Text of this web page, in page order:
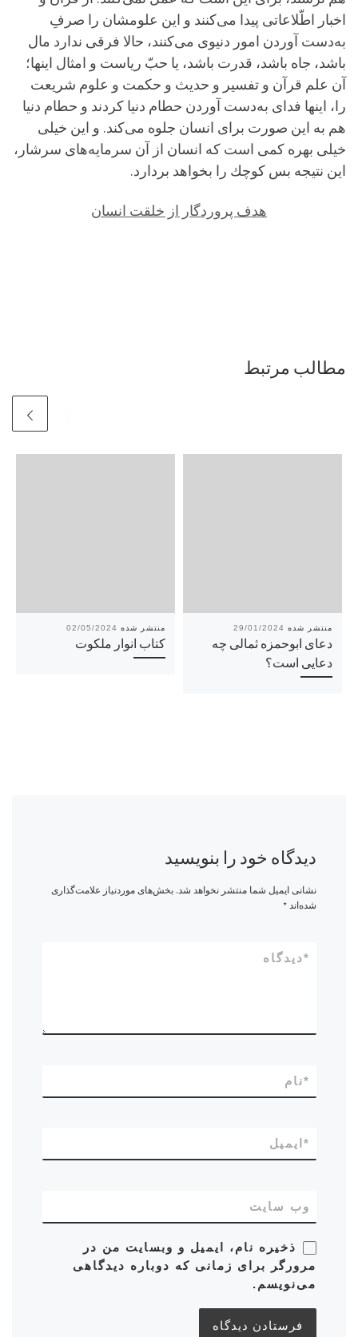
اخبار اطّلاعاتی پیدا می‌كنند و این علومشان را صرفِ
به‌دست آوردن امور دنیوی می‌كنند، حالا فرقی ندارد مال
باشد، جاه باشد، قدرت باشد، یا حبّ ریاست و امثال اینها؛
آن علم قرآن و تفسیر و حدیث و حكمت و علوم شریعت
را، اینها فدای به‌دست آوردن حطام دنیا كردند و حطام دنیا
هم به این صورت برای انسان جلوه می‌كند. و این خیلی
خیلی بهره كمی است كه انسان از آن سرمایه‌های سرشار،
این نتیجه بس كوچك را بخواهد بردارد.
هدف پروردگار از خلقت انسان
مطالب مرتبط
02/05/2024
کتاب انوار ملکوت
29/01/2024
دعای ابوحمزه ثمالی چه
دعایی است؟
دیدگاه خود را بنویسید
نشانی ایمیل شما منتشر نخواهد شد. بخش‌های موردنیاز علامت‌گذاری
شده‌اند*
دیدگاه*
نام*
ایمیل *
وب‌ سایت
ذخیره نام، ایمیل و وبسایت من در
مرورگر برای زمانی که دوباره دیدگاهی
می‌نویسم.